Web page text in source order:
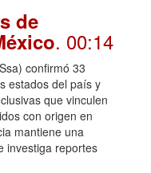
de
. 00:14
confirmó 33
estados del país y
que vinculen
con origen en
mantiene una
investiga reportes